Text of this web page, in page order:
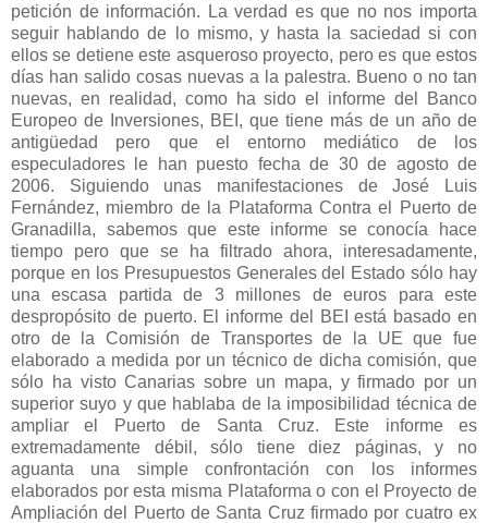
petición de información. La verdad es que no nos importa
seguir hablando de lo mismo, y hasta la saciedad si con
ellos se detiene este asqueroso proyecto, pero es que estos
días han salido cosas nuevas a la palestra. Bueno o no tan
nuevas, en realidad, como ha sido el informe del Banco
Europeo de Inversiones, BEI, que tiene más de un año de
antigüedad pero que el entorno mediático de los
especuladores le han puesto fecha de 30 de agosto de
2006. Siguiendo unas manifestaciones de José Luis
Fernández, miembro de la Plataforma Contra el Puerto de
Granadilla, sabemos que este informe se conocía hace
tiempo pero que se ha filtrado ahora, interesadamente,
porque en los Presupuestos Generales del Estado sólo hay
una escasa partida de 3 millones de euros para este
despropósito de puerto. El informe del BEI está basado en
otro de
la Comisión de Transportes de la UE que fue
elaborado a medida por un técnico de dicha comisión, que
sólo ha visto Canarias sobre un mapa, y firmado por un
superior suyo y que hablaba de la imposibilidad técnica de
ampliar el Puerto de Santa Cruz. Este informe es
extremadamente débil, sólo tiene diez páginas, y no
aguanta una simple confrontación con los informes
elaborados por esta misma Plataforma o con el Proyecto de
Ampliación del Puerto de Santa Cruz firmado por cuatro ex